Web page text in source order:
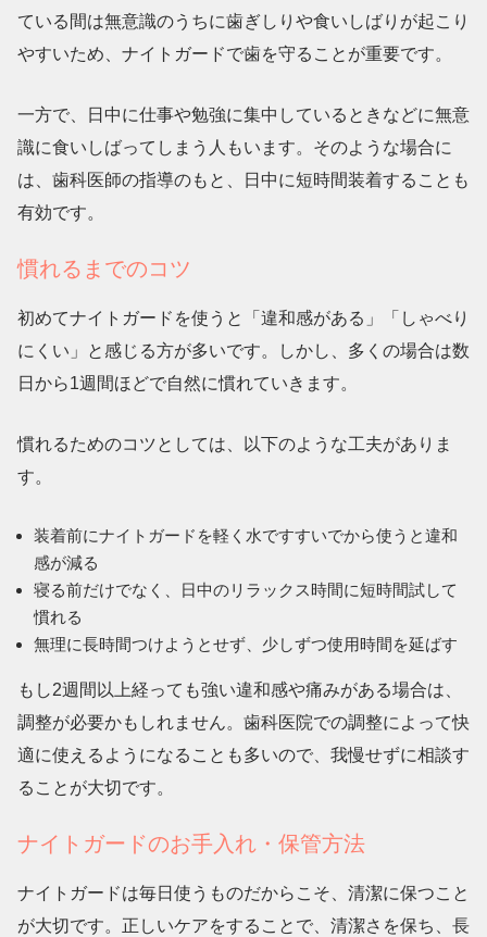
ている間は無意識のうちに歯ぎしりや食いしばりが起こり
やすいため、ナイトガードで歯を守ることが重要です。
一方で、日中に仕事や勉強に集中しているときなどに無意
識に食いしばってしまう人もいます。そのような場合に
は、歯科医師の指導のもと、日中に短時間装着することも
有効です。
慣れるまでのコツ
初めてナイトガードを使うと「違和感がある」「しゃべり
にくい」と感じる方が多いです。しかし、多くの場合は数
日から1週間ほどで自然に慣れていきます。
慣れるためのコツとしては、以下のような工夫がありま
す。
装着前にナイトガードを軽く水ですすいでから使うと違和
感が減る
寝る前だけでなく、日中のリラックス時間に短時間試して
慣れる
無理に長時間つけようとせず、少しずつ使用時間を延ばす
もし2週間以上経っても強い違和感や痛みがある場合は、
調整が必要かもしれません。 歯科医院での調整によって快
適に使えるようになることも多いので、我慢せずに相談す
ることが大切です。
ナイトガードのお手入れ・保管方法
ナイトガードは毎日使うものだからこそ、 清潔に保つこと
が大切です。正しいケアをすることで、清潔さを保ち、長